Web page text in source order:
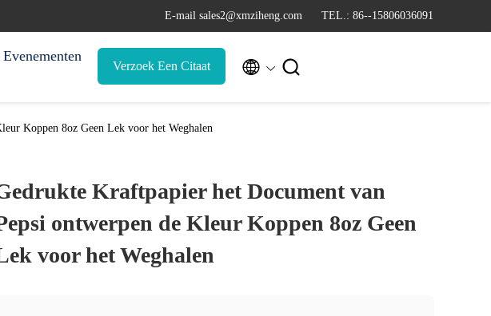
E-mail sales2@xmziheng.com TEL.: 86--15806036091
Evenementen
Verzoek Een Citaat  
Koppen 8oz Geen Lek voor het Weghalen
Kraftpapier het Document van
ontwerpen de Kleur Koppen 8oz Geen
voor het Weghalen